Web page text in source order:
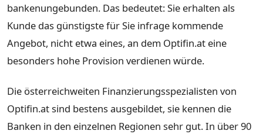
bankenungebunden. Das bedeutet: Sie erhalten als
Kunde das günstigste für Sie infrage kommende
Angebot, nicht etwa eines, an dem Optifin.at eine
besonders hohe Provision verdienen würde.
Die österreichweiten Finanzierungsspezialisten von
Optifin.at sind bestens ausgebildet, sie kennen die
Banken in den einzelnen Regionen sehr gut. In über 90